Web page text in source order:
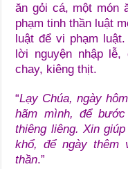
ăn gỏi cá, một món
phạm tinh thần luật
luật để vi phạm
lời nguyện nhập
chay, kiêng thịt.
“Lạy Chúa, ngày
hãm mình, để
thiêng liêng. Xin
khổ, để ngày thêm
thần.”